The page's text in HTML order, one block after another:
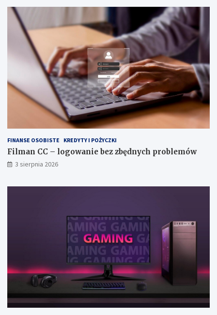
FINANSE OSOBISTE KREDYTY I POŻYCZKI
Filman CC – logowanie bez zbędnych problemów
3 sierpnia 2026